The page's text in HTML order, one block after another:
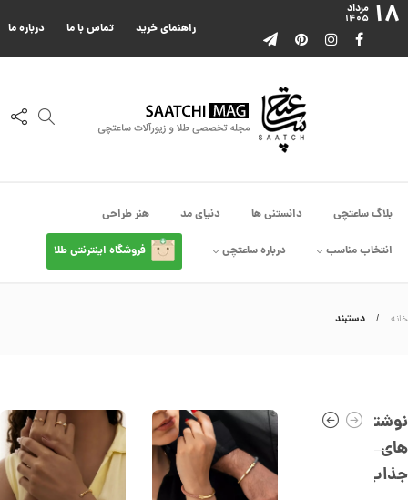
۱۸ مرداد
۱۴۰۵
درباره ما تماس با ما راهنمای خرید
بلاگ ساعتچی دانستنی ها دنیای مد هنر طراحی
انتخاب مناسب درباره ساعتچی فروشگاه اینترنتی طلا
خانه دستبند
نوشته
های
جذاب
ز
ک
ک
0
,